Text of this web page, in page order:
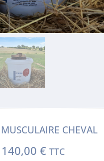
CHEVAL
140,00€ TTC